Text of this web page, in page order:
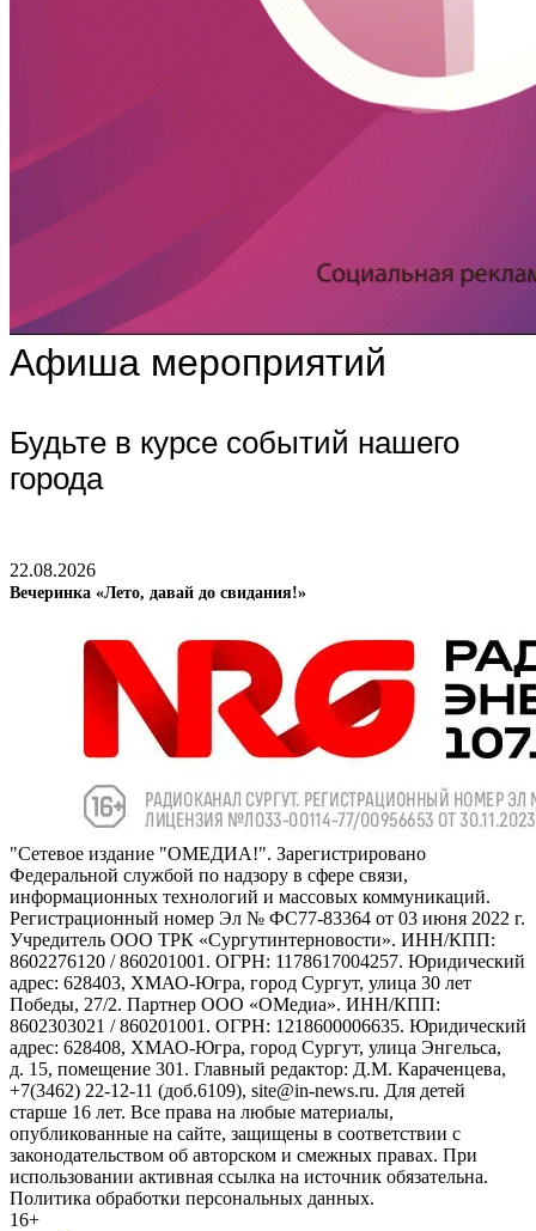
Афиша мероприятий
Будьте в курсе событий нашего
города
22.08.2026
Вечеринка «Лето, давай до свидания!»
"Сетевое издание "ОМЕДИА!". Зарегистрировано
Федеральной службой по надзору в сфере связи,
информационных технологий и массовых коммуникаций.
Регистрационный номер Эл № ФС77-83364 от 03 июня 2022 г.
Учредитель ООО ТРК «Сургутинтерновости». ИНН/КПП:
8602276120 / 860201001. ОГРН: 1178617004257. Юридический
адрес: 628403, ХМАО-Югра, город Сургут, улица 30 лет
Победы, 27/2. Партнер ООО «ОМедиа». ИНН/КПП:
8602303021 / 860201001. ОГРН: 1218600006635. Юридический
адрес: 628408, ХМАО-Югра, город Сургут, улица Энгельса,
д. 15, помещение 301. Главный редактор: Д.М. Караченцева,
+7(3462) 22-12-11 (доб.6109), site@in-news.ru. Для детей
старше 16 лет. Все права на любые материалы,
опубликованные на сайте, защищены в соответствии с
законодательством об авторском и смежных правах. При
использовании активная ссылка на источник обязательна.
Политика обработки персональных данных.
16+